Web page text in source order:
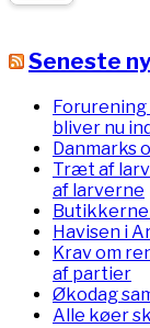
Seneste
bliver nu
Danmarks
Træt af
af larverne
Havisen i
Krav om
af partier
Økodag
Alle køer